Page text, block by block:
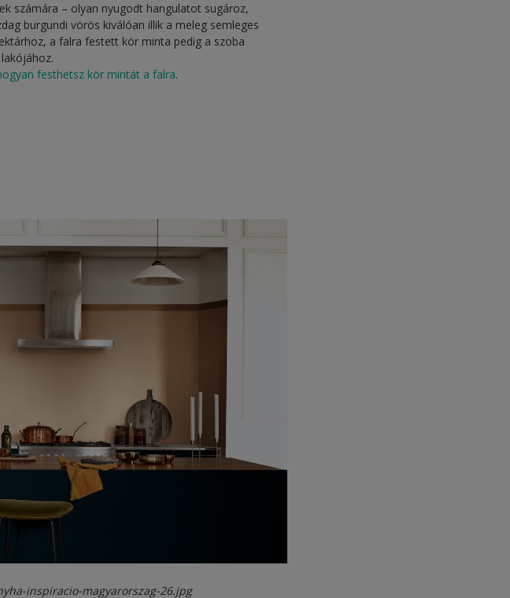
számára – olyan nyugodt hangulatot sugároz,
burgundi vörös kiválóan illik a meleg semleges
a falra festett kör minta pedig a szoba
festhetsz kör mintát a falra.
inspiracio-magyarorszag-26.jpg